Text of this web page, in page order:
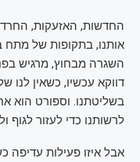
החדשות, האזעקות,
אותנו, בתקופות של מתח
השגרה מבחוץ, מרגיש
דווקא עכשיו, כשאין
בשליטתנו. וספורט הוא
לרשותנו כדי לעזור לגוף
אבל איזו פעילות